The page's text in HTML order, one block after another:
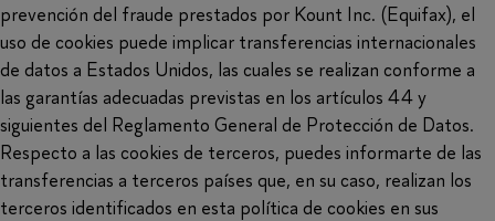
prevención del fraude prestados por Kount Inc. (Equifax), el
uso de cookies puede implicar transferencias internacionales
de datos a Estados Unidos, las cuales se realizan conforme a
las garantías adecuadas previstas en los artículos 44 y
siguientes del Reglamento General de Protección de Datos.
Respecto a las cookies de terceros, puedes informarte de las
transferencias a terceros países que, en su caso, realizan los
terceros identificados en esta política de cookies en sus